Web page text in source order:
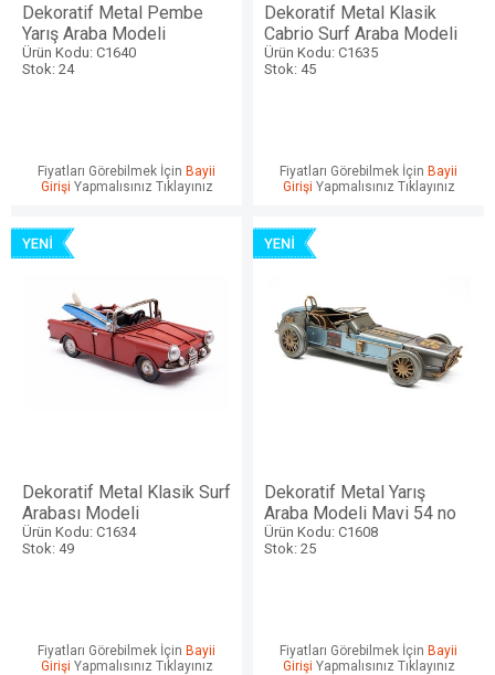
Dekoratif Metal Pembe
Yarış Araba Modeli
Ürün Kodu: C1640
Stok: 24
Fiyatları Görebilmek İçin Bayii
Girişi Yapmalısınız Tıklayınız
Dekoratif Metal Klasik
Cabrio Surf Araba Modeli
Ürün Kodu: C1635
Stok: 45
Fiyatları Görebilmek İçin Bayii
Girişi Yapmalısınız Tıklayınız
Dekoratif Metal Klasik Surf
Arabası Modeli
Ürün Kodu: C1634
Stok: 49
Fiyatları Görebilmek İçin Bayii
Girişi Yapmalısınız Tıklayınız
Dekoratif Metal Yarış
Araba Modeli Mavi 54 no
Ürün Kodu: C1608
Stok: 25
Fiyatları Görebilmek İçin Bayii
Girişi Yapmalısınız Tıklayınız